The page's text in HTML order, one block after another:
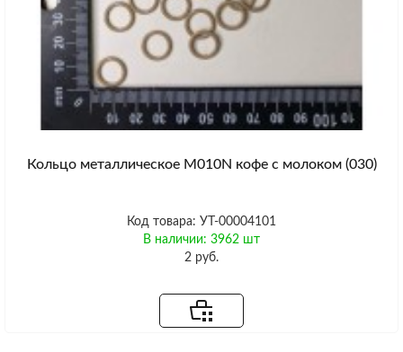
Кольцо металлическое M010N кофе с молоком (030)
Код товара: УТ-00004101
В наличии: 3962 шт
2 руб.